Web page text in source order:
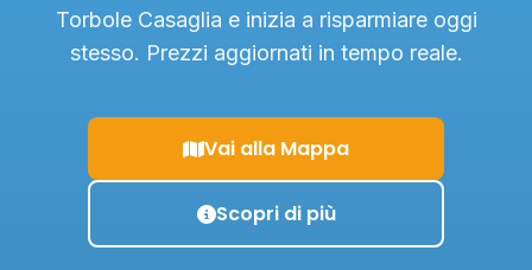
Torbole Casaglia e inizia a risparmiare oggi
stesso. Prezzi aggiornati in tempo reale.
Vai alla Mappa
Scopri di più